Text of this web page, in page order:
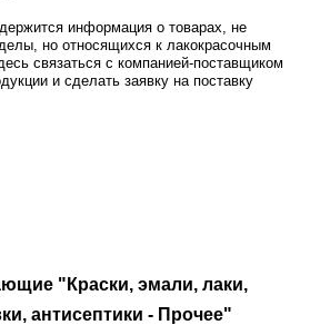
информация о товарах, не
но относящихся к лакокрасочным
связаться с компанией-поставщиком
и сделать заявку на поставку
"Краски, эмали, лаки,
антисептики - Прочее"